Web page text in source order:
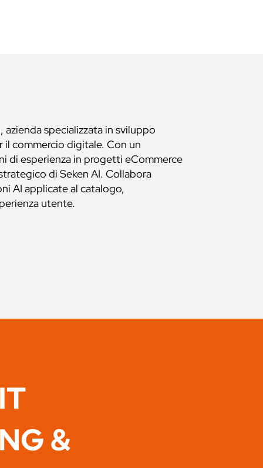
specializzata in sviluppo
il commercio digitale. Con un
di esperienza in progetti eCommerce
di Seken AI. Collabora
AI applicate al catalogo,
utente.
&